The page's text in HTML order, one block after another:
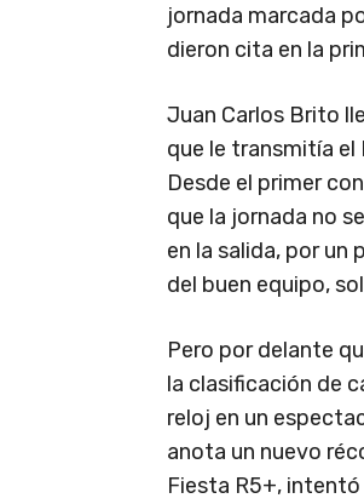
jornada marcada
dieron cita en la
Juan Carlos Brito
que le transmitía
Desde el primer
que la jornada no
en la salida, por un
del buen equipo,
Pero por delante
la clasificación de
reloj en un
anota un nuevo
Fiesta R5+,